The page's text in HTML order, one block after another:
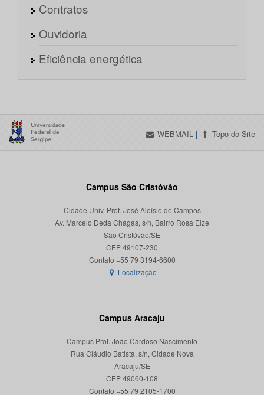
Contratos
Ouvidoria
Eficiência energética
WEBMAIL | Topo do Site
Campus São Cristóvão
Cidade Univ. Prof. José Aloísio de Campos
Av. Marcelo Deda Chagas, s/n, Bairro Rosa Elze
São Cristóvão/SE
CEP 49107-230
Localização
Campus Aracaju
Campus Prof. João Cardoso Nascimento
Rua Cláudio Batista, s/n, Cidade Nova
Aracaju/SE
CEP 49060-108